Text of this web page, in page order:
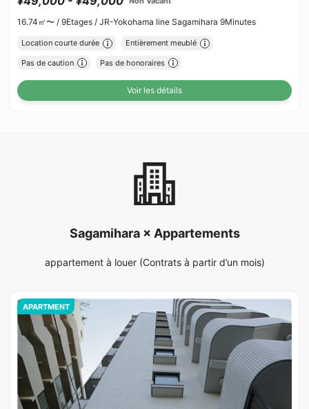
16.74㎡〜 / 9Etages / JR-Yokohama line Sagamihara 9Minutes
Location courte durée Entièrement meublé
Pas de caution Pas de honoraires
Voir les détails
Sagamihara × Appartements
appartement à louer (Contrats à partir d’un mois)
APARTMENT